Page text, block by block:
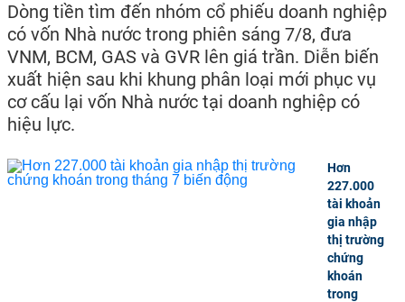
Dòng tiền tìm đến nhóm cổ phiếu doanh nghiệp
có vốn Nhà nước trong phiên sáng 7/8, đưa
VNM, BCM, GAS và GVR lên giá trần. Diễn biến
xuất hiện sau khi khung phân loại mới phục vụ
cơ cấu lại vốn Nhà nước tại doanh nghiệp có
hiệu lực.
Hơn
227.000
tài khoản
gia nhập
thị trường
chứng
khoán
trong